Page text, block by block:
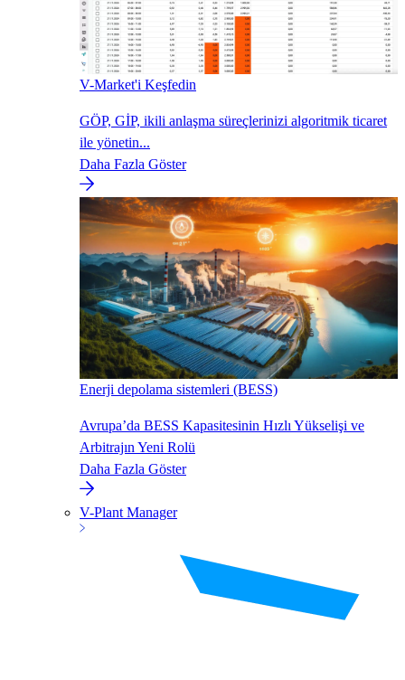
V-Market'i Keşfedin
GÖP, GİP, ikili anlaşma süreçlerinizi algoritmik ticaret
ile yönetin...
Daha Fazla Göster
Enerji depolama sistemleri (BESS)
Avrupa’da BESS Kapasitesinin Hızlı Yükselişi ve
Arbitrajın Yeni Rolü
Daha Fazla Göster
V-Plant Manager